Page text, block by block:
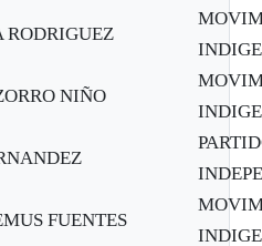
RODRIGUEZ
NIÑO
FUENTES